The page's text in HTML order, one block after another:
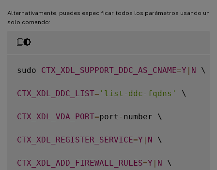
export CTX_XDL_DDC_LIST= 'list-ddc-fqdns'
Alternativamente, puedes especificar todos los parámetros usando un
solo comando:
sudo CTX_XDL_SUPPORT_DDC_AS_CNAME=Y | N \
CTX_XDL_DDC_LIST= 'list-ddc-fqdns' \
CTX_XDL_VDA_PORT=port - number \
CTX_XDL_REGISTER_SERVICE=Y | N \
CTX_XDL_ADD_FIREWALL_RULES=Y | N \